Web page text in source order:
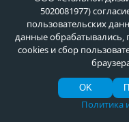
Отзывы
Полезное
5020081977)
пользовательских
данные обрабатывались,
cookies и сбор
OK
Политика